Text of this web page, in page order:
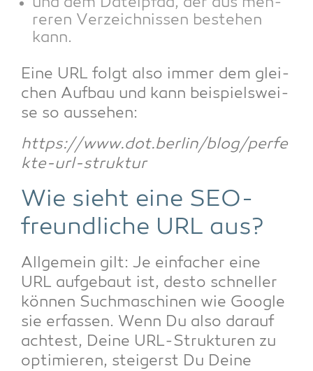
re­ren Ver­zeich­nis­sen bestehen
kann.
Eine URL folgt also immer dem glei­
chen Auf­bau und kann bei­spiels­wei­
se so aussehen:
https://www.dot.berlin/blog/perfe
kte-url-struktur
Wie sieht eine SEO-
freund­li­che URL aus?
All­ge­mein gilt: Je ein­fa­cher eine
URL auf­ge­baut ist, des­to schnel­ler
kön­nen Such­ma­schi­nen wie Goog­le
sie erfas­sen. Wenn Du also dar­auf
ach­test, Dei­ne URL-Struk­tu­ren zu
opti­mie­ren, stei­gerst Du Dei­ne